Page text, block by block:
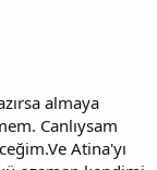
almaya
Canlıysam
Atina'yı